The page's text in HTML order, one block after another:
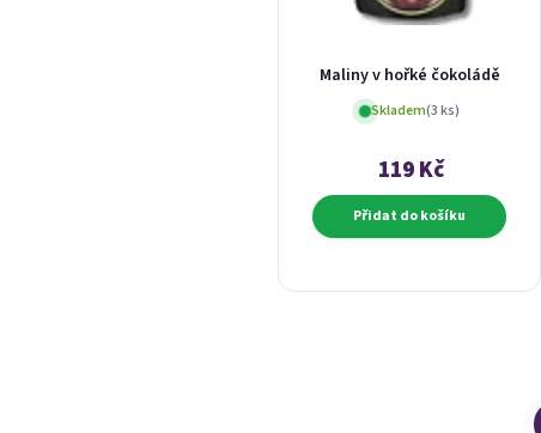
Maliny v hořké čokoládě
Skladem(3 ks)
119 Kč
Přidat do košíku